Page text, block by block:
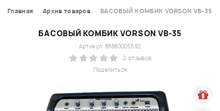
Главная Архив товаров БАСОВЫЙ КОМБИК VORSON VB-35
БАСОВЫЙ КОМБИК VORSON VB-35
Поделиться
Артикул: 88880005592
0 отзывов